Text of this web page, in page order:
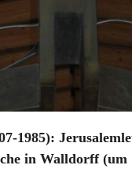
1985):
in Walldorff (um